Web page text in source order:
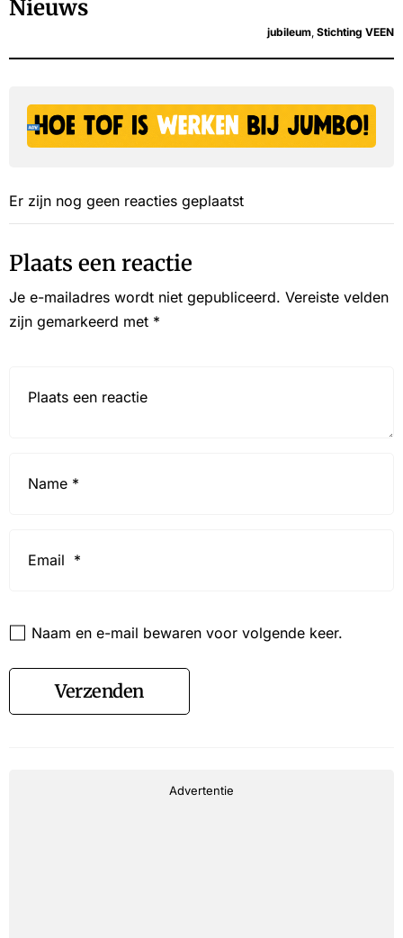
Nieuws
jubileum Stichting VEEN
Er zijn nog geen reacties geplaatst
Plaats een reactie
Je e-mailadres wordt niet gepubliceerd. Vereiste velden
zijn gemarkeerd met *
Naam en e-mail bewaren voor volgende keer.
Verzenden
Advertentie